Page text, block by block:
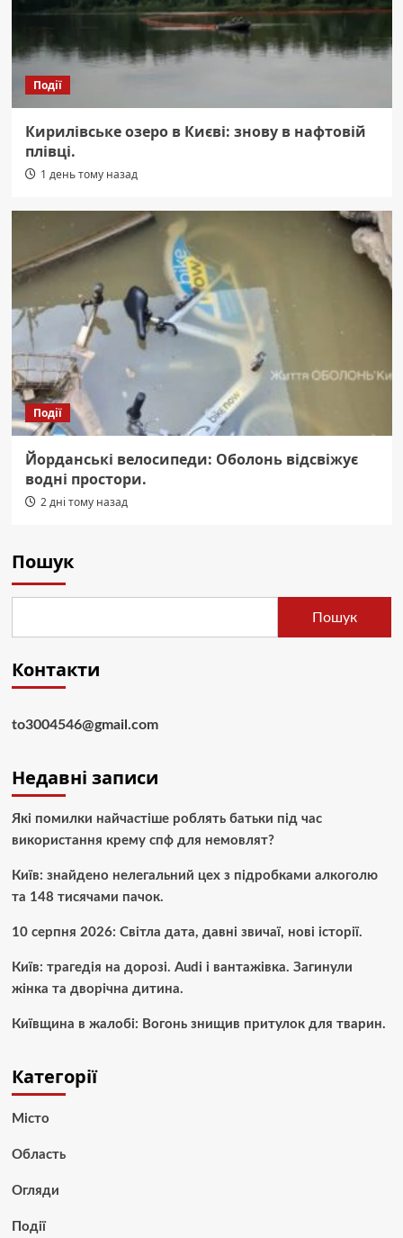
Події
Кирилівське озеро в Києві: знову в нафтовій
плівці.
1 день тому назад
Події
Йорданські велосипеди: Оболонь відсвіжує
водні простори.
2 дні тому назад
Пошук
Пошук
Контакти
to3004546@gmail.com
Недавні записи
Які помилки найчастіше роблять батьки під час
використання крему спф для немовлят?
Київ: знайдено нелегальний цех з підробками алкоголю
та 148 тисячами пачок.
10 серпня 2026: Світла дата, давні звичаї, нові історії.
Київ: трагедія на дорозі. Audi і вантажівка. Загинули
жінка та дворічна дитина.
Київщина в жалобі: Вогонь знищив притулок для тварин.
Категорії
Місто
Область
Огляди
Події